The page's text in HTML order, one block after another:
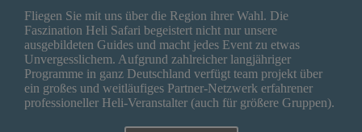
Fliegen Sie mit uns über die Region ihrer Wahl. Die
Faszination Heli Safari begeistert nicht nur unsere
ausgebildeten Guides und macht jedes Event zu etwas
Unvergesslichem. Aufgrund zahlreicher langjähriger
Programme in ganz Deutschland verfügt team projekt über
ein großes und weitläufiges Partner-Netzwerk erfahrener
professioneller Heli-Veranstalter (auch für größere Gruppen).